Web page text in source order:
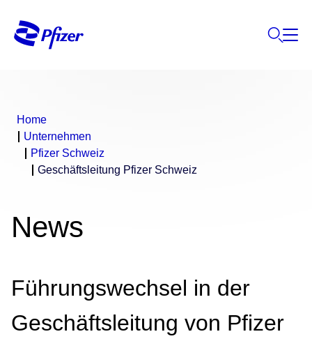
Home
Unternehmen
Pfizer Schweiz
Geschäftsleitung Pfizer Schweiz
News
Führungswechsel in der
Geschäftsleitung von Pfizer